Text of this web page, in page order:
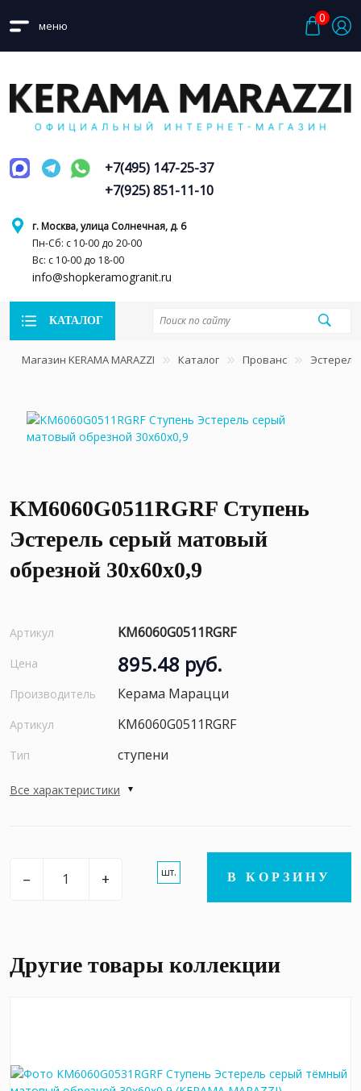
меню
0
г. Москва, улица Солнечная, д. 6
Пн-Сб: с 10-00 до 20-00
Вс: с 10-00 до 18-00
info@shopkeramogranit.ru
+7(495) 147-25-37
+7(925) 851-11-10
КАТАЛОГ
Магазин KERAMA MARAZZI Каталог Прованс Эстерель
KM6060G0511RGRF Ступень
Эстерель серый матовый
обрезной 30x60x0,9
Артикул KM6060G0511RGRF
Цена 895.48 руб.
Производитель Керама Марацци
Артикул KM6060G0511RGRF
Тип ступени
Все характеристики
– + шт. В КОРЗИНУ
Другие товары коллекции